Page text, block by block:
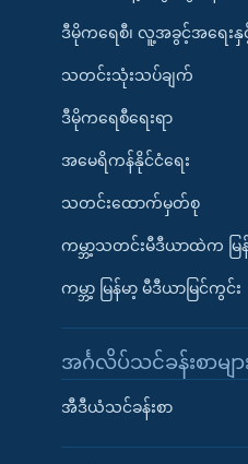
ဒီမိုကရေစီ၊ လူ့အခွင့်အရေးနှ
သတင်းသုံးသပ်ချက်
ဒီမိုကရေစီရေးရာ
အမေရိကန်နိုင်ငံရေး
သတင်းထောက်မှတ်စု
ကမ္ဘာ့သတင်းမီဒီယာထဲက မြ
ကမ္ဘာ့ မြန်မာ့ မီဒီယာမြင်ကွင်
အင်္ဂလိပ်သင်ခန်းစာမျာ
အီဒီယံသင်ခန်းစာ